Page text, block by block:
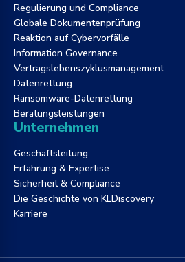
Regulierung und Compliance
Globale Dokumentenprüfung
Reaktion auf Cybervorfälle
Information Governance
Vertragslebenszyklusmanagement
Datenrettung
Ransomware-Datenrettung
Beratungsleistungen
Unternehmen
Geschäftsleitung
Erfahrung & Expertise
Sicherheit & Compliance
Die Geschichte von KLDiscovery
Karriere